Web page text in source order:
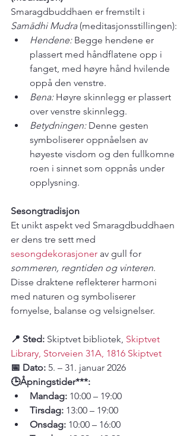
Smaragdbuddhaen er fremstilt i
Samādhi Mudra (meditasjonsstillingen):
Hendene: Begge hendene er
plassert med håndflatene opp i
fanget, med høyre hånd hvilende
oppå den venstre.
Bena: Høyre skinnlegg er plassert
over venstre skinnlegg.
Betydningen: Denne gesten
symboliserer oppnåelsen av
høyeste visdom og den fullkomne
roen i sinnet som oppnås under
opplysning.
Sesongtradisjon
Et unikt aspekt ved Smaragdbuddhaen
er dens tre sett med
sesongdekorasjoner av gull for
sommeren, regntiden og vinteren.
Disse draktene reflekterer harmoni
med naturen og symboliserer
fornyelse, balanse og velsignelser.
📍 Sted: Skiptvet bibliotek, Skiptvet
Library, Storveien 31A, 1816 Skiptvet
📅 Dato: 5. – 31. januar 2026
🕒Åpningstider***:
Mandag: 10:00 – 19:00
Tirsdag: 13:00 – 19:00
Onsdag: 10:00 – 16:00